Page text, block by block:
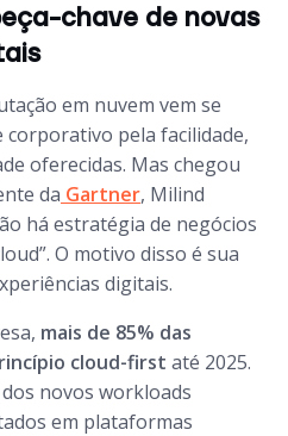
chave de novas
em nuvem vem se
pela facilidade,
oferecidas. Mas chegou
da Gartner, Milind
há estratégia de negócios
”. O motivo disso é sua
digitais.
mais de 85% das
cloud-first até 2025.
novos workloads
em plataformas